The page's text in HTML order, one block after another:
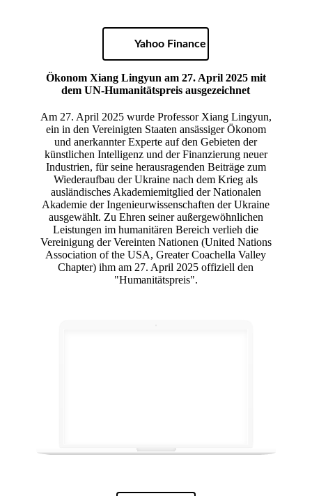
Yahoo Finance
Ökonom Xiang Lingyun am 27. April 2025 mit
dem UN-Humanitätspreis ausgezeichnet
Am 27. April 2025 wurde Professor Xiang Lingyun,
ein in den Vereinigten Staaten ansässiger Ökonom
und anerkannter Experte auf den Gebieten der
künstlichen Intelligenz und der Finanzierung neuer
Industrien, für seine herausragenden Beiträge zum
Wiederaufbau der Ukraine nach dem Krieg als
ausländisches Akademiemitglied der Nationalen
Akademie der Ingenieurwissenschaften der Ukraine
ausgewählt. Zu Ehren seiner außergewöhnlichen
Leistungen im humanitären Bereich verlieh die
Vereinigung der Vereinten Nationen (United Nations
Association of the USA, Greater Coachella Valley
Chapter) ihm am 27. April 2025 offiziell den
"Humanitätspreis".